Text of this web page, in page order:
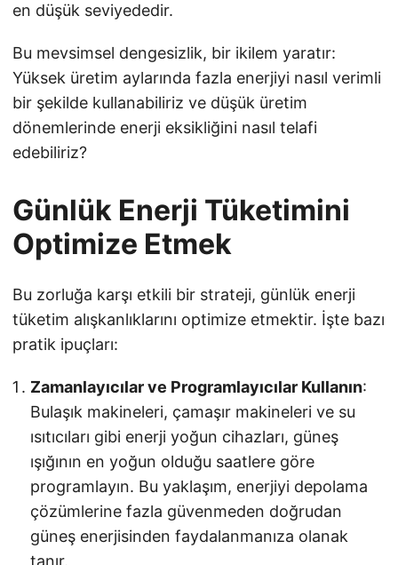
en düşük seviyededir.
Bu mevsimsel dengesizlik, bir ikilem yaratır:
Yüksek üretim aylarında fazla enerjiyi nasıl verimli
bir şekilde kullanabiliriz ve düşük üretim
dönemlerinde enerji eksikliğini nasıl telafi
edebiliriz?
Günlük Enerji Tüketimini
Optimize Etmek
Bu zorluğa karşı etkili bir strateji, günlük enerji
tüketim alışkanlıklarını optimize etmektir. İşte bazı
pratik ipuçları:
Zamanlayıcılar ve Programlayıcılar Kullanın:
Bulaşık makineleri, çamaşır makineleri ve su
ısıtıcıları gibi enerji yoğun cihazları, güneş
ışığının en yoğun olduğu saatlere göre
programlayın. Bu yaklaşım, enerjiyi depolama
çözümlerine fazla güvenmeden doğrudan
güneş enerjisinden faydalanmanıza olanak
tanır.